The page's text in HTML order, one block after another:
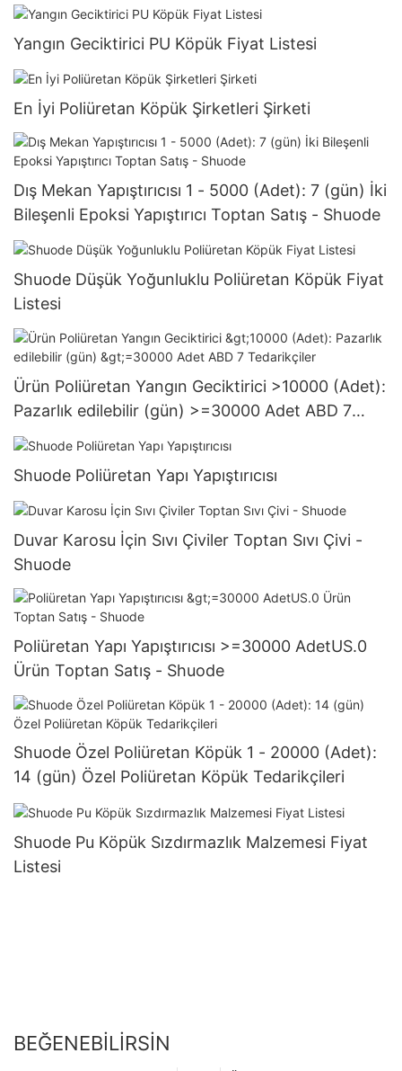
Yangın Geciktirici PU Köpük Fiyat Listesi
En İyi Poliüretan Köpük Şirketleri Şirketi
Dış Mekan Yapıştırıcısı 1 - 5000 (Adet): 7 (gün) İki
Bileşenli Epoksi Yapıştırıcı Toptan Satış - Shuode
Shuode Düşük Yoğunluklu Poliüretan Köpük Fiyat
Listesi
Ürün Poliüretan Yangın Geciktirici >10000 (Adet):
Pazarlık edilebilir (gün) >=30000 Adet ABD 7
Tedarikçiler
Shuode Poliüretan Yapı Yapıştırıcısı
Duvar Karosu İçin Sıvı Çiviler Toptan Sıvı Çivi -
Shuode
Poliüretan Yapı Yapıştırıcısı >=30000 AdetUS.0
Ürün Toptan Satış - Shuode
Shuode Özel Poliüretan Köpük 1 - 20000 (Adet):
14 (gün) Özel Poliüretan Köpük Tedarikçileri
Shuode Pu Köpük Sızdırmazlık Malzemesi Fiyat
Listesi
BEĞENEBILIRSIN